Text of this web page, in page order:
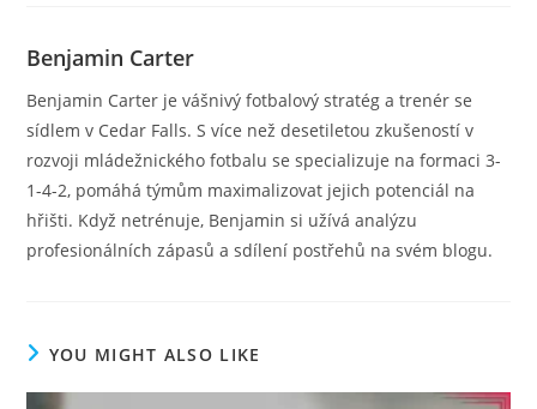
Benjamin Carter
Benjamin Carter je vášnivý fotbalový stratég a trenér se
sídlem v Cedar Falls. S více než desetiletou zkušeností v
rozvoji mládežnického fotbalu se specializuje na formaci 3-
1-4-2, pomáhá týmům maximalizovat jejich potenciál na
hřišti. Když netrénuje, Benjamin si užívá analýzu
profesionálních zápasů a sdílení postřehů na svém blogu.
YOU MIGHT ALSO LIKE